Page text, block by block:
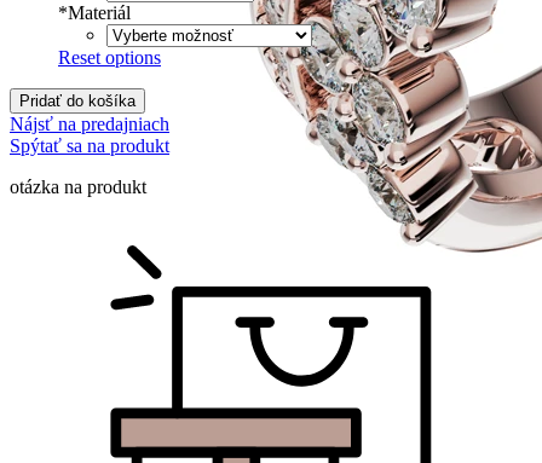
*Materiál
Reset options
Pridať do košíka
Nájsť na predajniach
Spýtať sa na produkt
otázka na produkt